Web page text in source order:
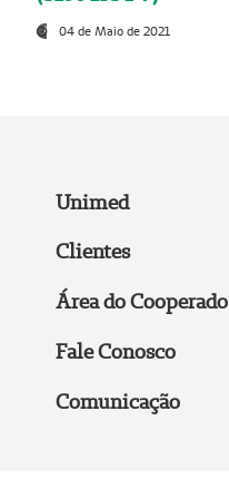
04 de Maio de 2021
Unimed
Clientes
Área do Cooperado
Fale Conosco
Comunicação